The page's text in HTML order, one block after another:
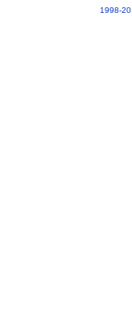
1998-